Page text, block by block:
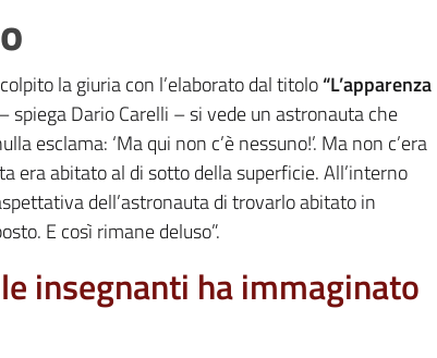
la giuria con l’elaborato dal titolo“L’apparenza
spiega Dario Carelli – si vede un astronauta che
esclama: ‘Ma qui non c’è nessuno!’. Ma non c’era
era abitato al di sotto della superficie. All’interno
dell’astronauta di trovarlo abitato in
E così rimane deluso”.
insegnanti ha immaginato